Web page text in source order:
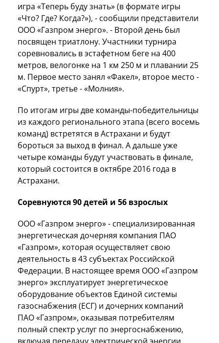
игра «Теперь буду знать» (в формате игры
«Что? Где? Когда?»), - сообщили представители
ООО «Газпром энерго». - Второй день был
посвящен триатлону. Участники турнира
соревновались в эстафетном беге на 400
метров, велогонке на 1 км 250 м и плавании 25
м. Первое место занял «Факел», второе место -
«Спурт», третье - «Молния».
По итогам игры две команды-победительницы
из каждого регионального этапа (всего восемь
команд) встретятся в Астрахани и будут
бороться за выход в финал. А дальше уже
четыре команды будут участвовать в финале,
который состоится в октябре 2016 года в
Астрахани.
Соревнуются 90 детей и 56 взрослых
ООО «Газпром энерго» - специализированная
энергетическая дочерняя компания ПАО
«Газпром», которая осуществляет свою
деятельность в 43 субъектах Российской
Федерации. В настоящее время ООО «Газпром
энерго» эксплуатирует энергетическое
оборудование объектов Единой системы
газоснабжения (ЕСГ) и дочерних компаний
ПАО «Газпром», оказывая потребителям
полный спектр услуг по энергоснабжению,